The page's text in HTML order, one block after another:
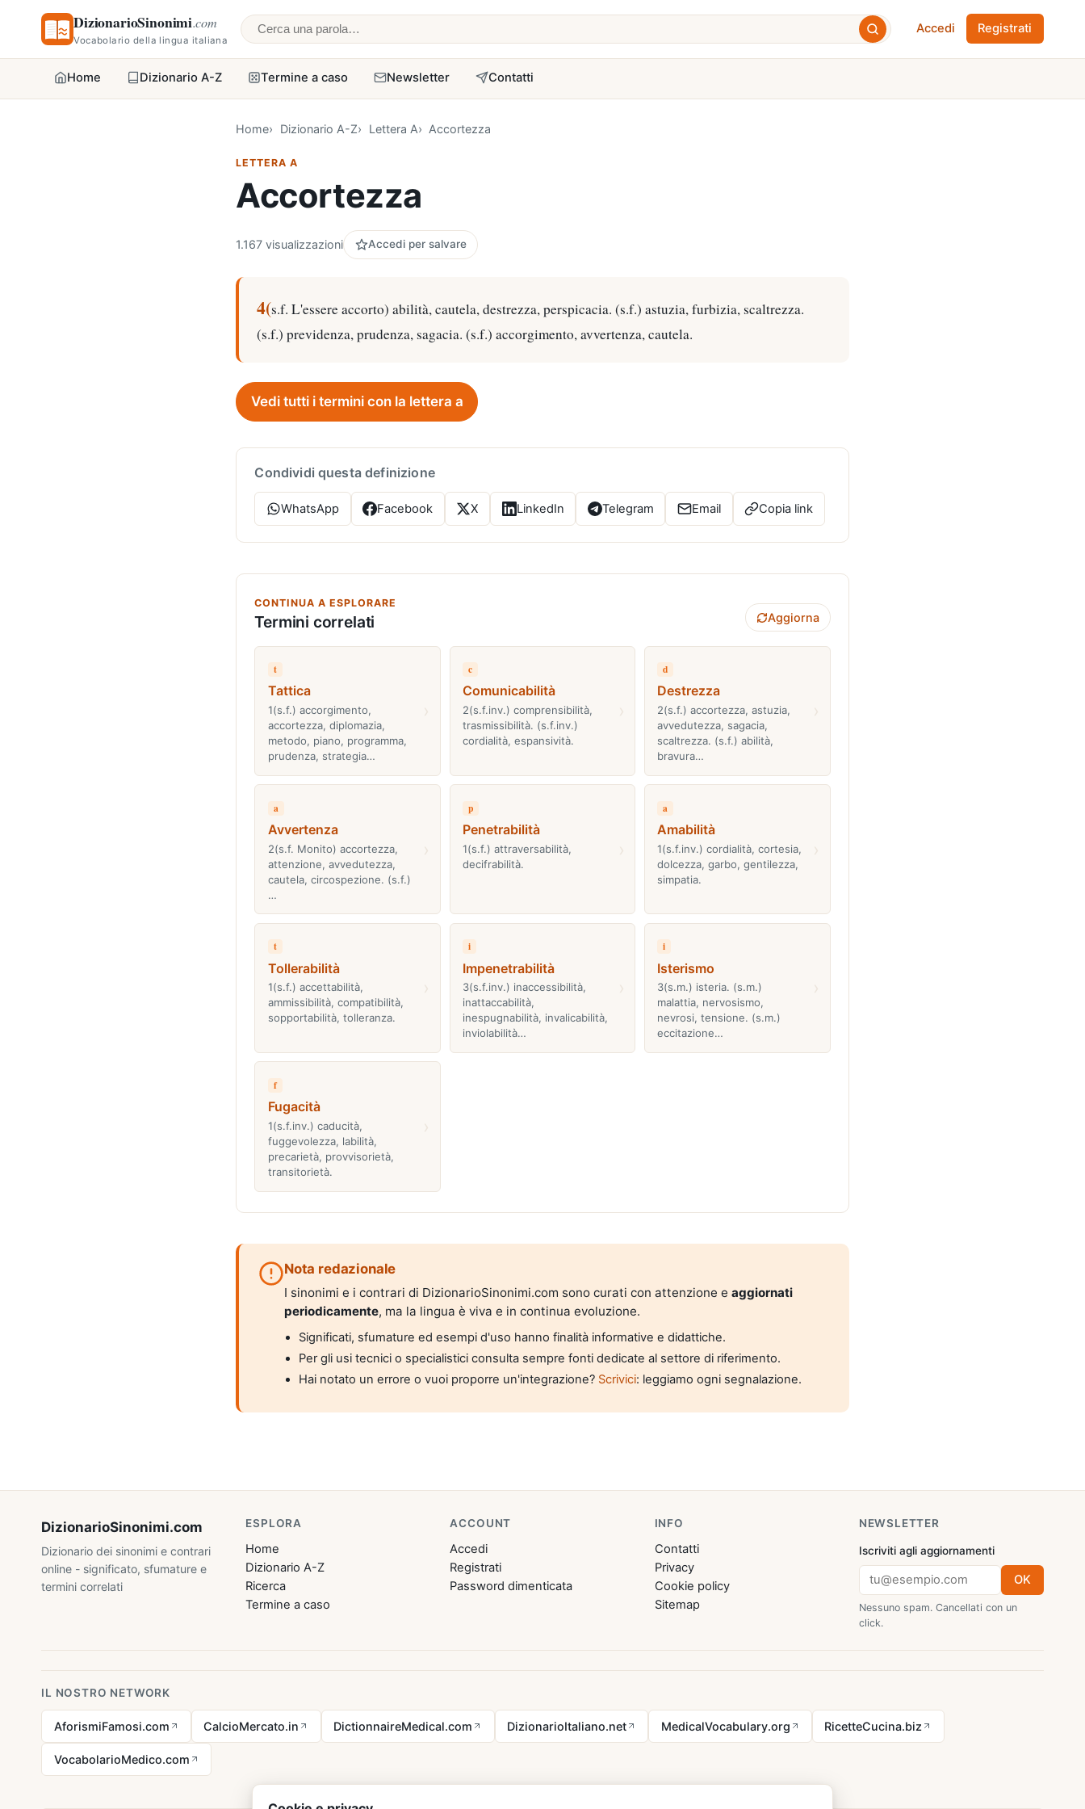
DizionarioSinonimi.com
Vocabolario della lingua italiana Cerca una parola
Accedi Registrati
Home Dizionario A-Z Termine a caso Newsletter Contatti
Home Dizionario A-Z Lettera A Accortezza
LETTERA A
Accortezza
1.167 visualizzazioni Accedi per salvare
4(s.f. L'essere accorto) abilità, cautela, destrezza, perspicacia. (s.f.) astuzia, furbizia, scaltrezza.
(s.f.) previdenza, prudenza, sagacia. (s.f.) accorgimento, avvertenza, cautela.
Vedi tutti i termini con la lettera a
Condividi questa definizione
WhatsApp Facebook X LinkedIn Telegram Email Copia link
CONTINUA A ESPLORARE
Termini correlati Aggiorna
t
Tattica
1(s.f.) accorgimento,
accortezza, diplomazia,
metodo, piano, programma,
prudenza, strategia…
c
Comunicabilità
2(s.f.inv.) comprensibilità,
trasmissibilità. (s.f.inv.)
cordialità, espansività.
d
Destrezza
2(s.f.) accortezza, astuzia,
avvedutezza, sagacia,
scaltrezza. (s.f.) abilità,
bravura…
a
Avvertenza
2(s.f. Monito) accortezza,
attenzione, avvedutezza,
cautela, circospezione. (s.f.)
…
p
Penetrabilità
1(s.f.) attraversabilità,
decifrabilità.
a
Amabilità
1(s.f.inv.) cordialità, cortesia,
dolcezza, garbo, gentilezza,
simpatia.
t
Tollerabilità
1(s.f.) accettabilità,
ammissibilità, compatibilità,
sopportabilità, tolleranza.
i
Impenetrabilità
3(s.f.inv.) inaccessibilità,
inattaccabilità,
inespugnabilità, invalicabilità,
inviolabilità…
i
Isterismo
3(s.m.) isteria. (s.m.)
malattia, nervosismo,
nevrosi, tensione. (s.m.)
eccitazione…
f
Fugacità
1(s.f.inv.) caducità,
fuggevolezza, labilità,
precarietà, provvisorietà,
transitorietà.
Nota redazionale
I sinonimi e i contrari di DizionarioSinonimi.com sono curati con attenzione e aggiornati
periodicamente, ma la lingua è viva e in continua evoluzione.
Significati, sfumature ed esempi d'uso hanno finalità informative e didattiche.
Per gli usi tecnici o specialistici consulta sempre fonti dedicate al settore di riferimento.
Hai notato un errore o vuoi proporre un'integrazione? Scrivici: leggiamo ogni segnalazione.
DizionarioSinonimi.com
Dizionario dei sinonimi e contrari
online - significato, sfumature e
termini correlati
ESPLORA
Home
Dizionario A-Z
Ricerca
Termine a caso
ACCOUNT
Accedi
Registrati
Password dimenticata
INFO
Contatti
Privacy
Cookie policy
Sitemap
NEWSLETTER
Iscriviti agli aggiornamenti
OK
Nessuno spam. Cancellati con un
click.
IL NOSTRO NETWORK
AforismiFamosi.com CalcioMercato.in DictionnaireMedical.com DizionarioItaliano.net MedicalVocabulary.org RicetteCucina.biz
VocabolarioMedico.com